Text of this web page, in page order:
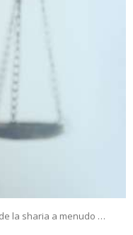
la sharia a menudo …